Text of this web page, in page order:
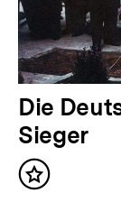
V
o
r
h
Die
Sieger
Inhalt